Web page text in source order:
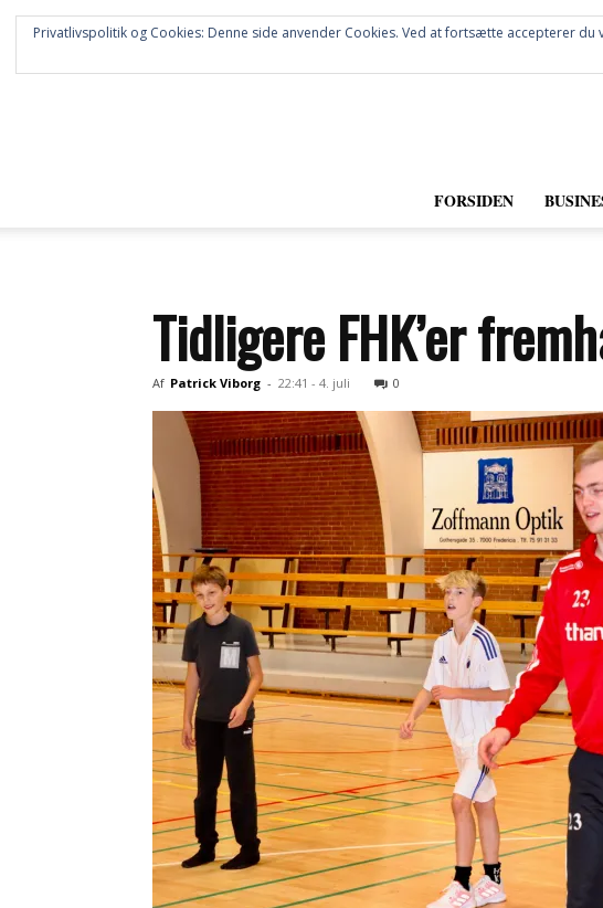
FORSIDEN
Tidligere FHK’er
Af Patrick Viborg - 22:41 - 4. juli 0
Privatlivspolitik og Cookies: Denne side anvender Cookies. Ved at fortsætte accepterer du